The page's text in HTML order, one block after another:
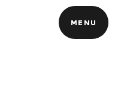
MENU
MENU